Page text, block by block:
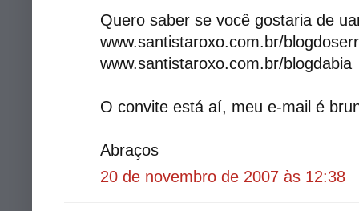
Quero saber se você gostaria de
www.santistaroxo.com.br/
www.santistaroxo.com.br/blogdabia
O convite está aí, meu e-mail é
Abraços
20 de novembro de 2007 às 12:38